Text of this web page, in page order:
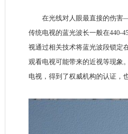
在光线对人眼最直接的伤害
传统电视的蓝光波长一般在440-
视通过相关技术将蓝光波段锁定
观看电视可能带来的近视等现象
电视，得到了权威机构的认证，